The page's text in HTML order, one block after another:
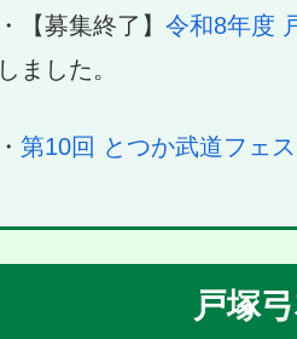
・【募集終了】 令和8年度
しました。
・ 第10回 とつか武道フェ
戸塚